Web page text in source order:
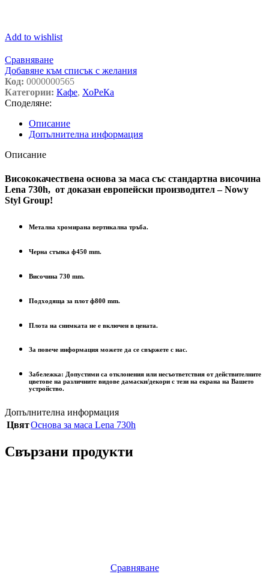
Add to wishlist
Сравняване
Добавяне към списък с желания
Код: 0000000565
Категории: Кафе, ХоРеКа
Споделяне:
Описание
Допълнителна информация
Описание
Висококачествена основа за маса със стандартна височина
Lena 730h, от доказан европейски производител – Nowy
Styl Group!
Метална хромирана вертикална тръба.
Черна стъпка ф450 mm.
Височина 730 mm.
Подходяща за плот ф800 mm.
Плота на снимката не е включен в цената.
За повече информация можете да се свържете с нас.
Забележка: Допустими са отклонения или несъответствия от действителните
цветове на различните видове дамаски/декори с тези на екрана на Вашето
устройство.
Допълнителна информация
ЦвятОснова за маса Lena 730h
Свързани продукти
Сравняване